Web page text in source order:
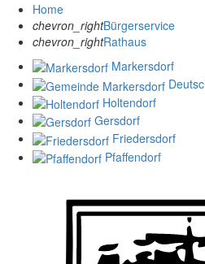
Home
chevron_rightBürgerservice
chevron_rightRathaus
Markersdorf
Holtendorf
Gersdorf
Friedersdorf
Pfaffendorf